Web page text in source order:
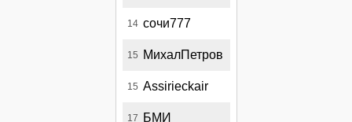
14 сочи777
15 МихалПетров
15 Assirieckair
17 БМИ